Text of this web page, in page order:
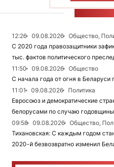
12:26 09.08.2026
Общество,
С 2020 года правозащитники
тыс. фактов политического
11:50
09.08.2026
Общество
С начала года от огня в Беларуси
11:01
09.08.2026
Политика
Евросоюз и демократические
белорусами по случаю
09:58
09.08.2026
Общество,
Тихановская: С каждым годом
2020-й безвозвратно изменил